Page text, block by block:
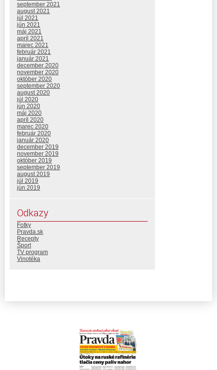
september 2021
august 2021
júl 2021
jún 2021
máj 2021
apríl 2021
marec 2021
február 2021
január 2021
december 2020
november 2020
október 2020
september 2020
august 2020
júl 2020
jún 2020
máj 2020
apríl 2020
marec 2020
február 2020
január 2020
december 2019
november 2019
október 2019
september 2019
august 2019
júl 2019
jún 2019
Odkazy
Fotky
Pravda.sk
Recepty
Šport
TV program
Vinotéka